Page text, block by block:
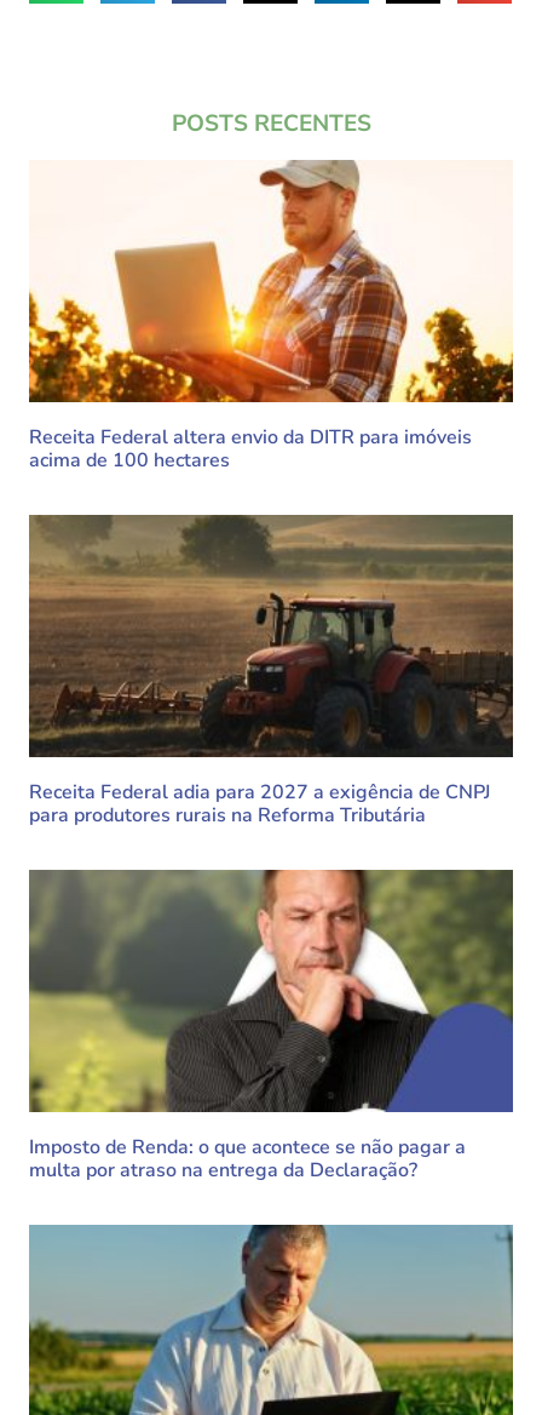
POSTS RECENTES
Receita Federal altera envio da DITR para imóveis
acima de 100 hectares
Receita Federal adia para 2027 a exigência de CNPJ
para produtores rurais na Reforma Tributária
Imposto de Renda: o que acontece se não pagar a
multa por atraso na entrega da Declaração?